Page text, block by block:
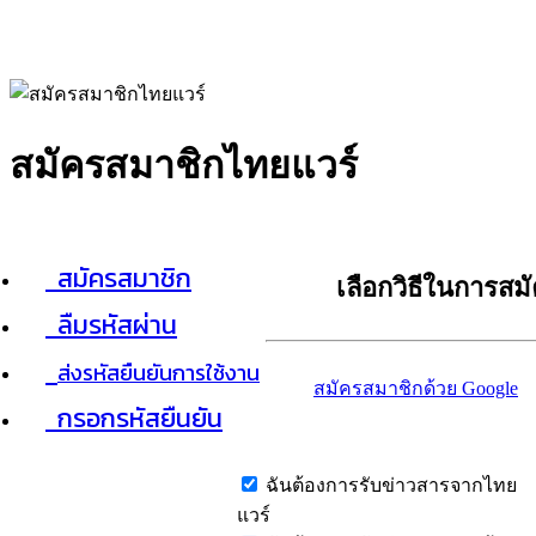
สมัครสมาชิกไทยแวร์
สมัครสมาชิก
ลืมรหัสผ่าน
ส่งรหัสยืนยันการใช้งาน
กรอกรหัสยืนยัน
เลือกวิธีในการส
สมัครสมาชิกด้วย Google
ฉันต้องการรับข่าวสารจากไทย
แวร์